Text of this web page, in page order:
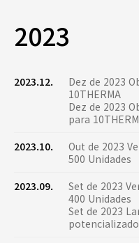
2023
2023.12.
Dez de 2023
10THERMA
Dez de 2023
para
2023.10.
Out de 2023
500 Unidades
2023.09.
Set de 2023
400 Unidades
Set de 2023